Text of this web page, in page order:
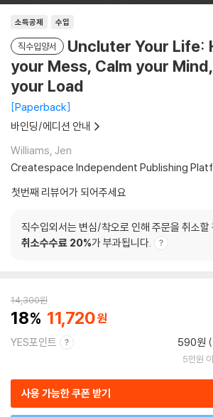
소득공제 수입
직수입양서
Uncluter Your Life:
your Mess, Calm your
your Load
Paperback
바인딩/에디션 안내
Williams, Jen
Createspace Independent Publishing
첫번째 리뷰어가 되어주세요
직수입외서는 변심/착오로 인해 주문을 취소할
취소수수료 20%가 부과됩니다.
14,300원
18 11,720
YES포인트 590원
5만원
사용 가능한 쿠폰 받기